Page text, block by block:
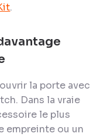
.
la porte avec
Dans la vraie
le plus
empreinte ou un